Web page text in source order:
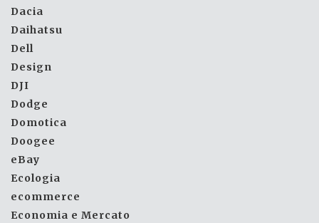
Dacia
Daihatsu
Dell
Design
DJI
Dodge
Domotica
Doogee
eBay
Ecologia
ecommerce
Economia e Mercato